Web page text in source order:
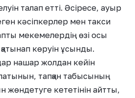
талап етті. Әсіресе, ауыр
кәсіпкерлер мен такси
мекемелердің өзі осы
көруін ұсынды.
нашар жолдан кейін
тапқан табысының
жөндетуге кететінін айтты,